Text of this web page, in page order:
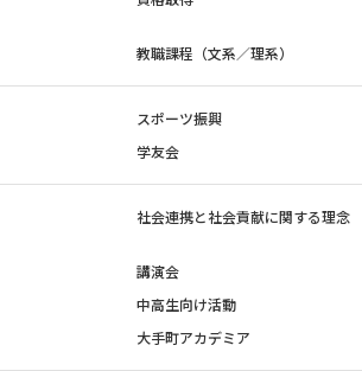
教職課程（文系／理系）
スポーツ振興
学友会
社会連携と社会貢献に関する理念
講演会
中高生向け活動
大手町アカデミア